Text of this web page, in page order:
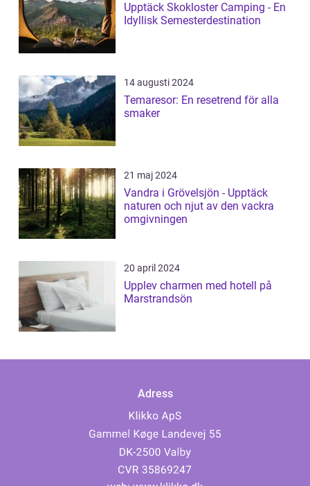
Upptäck Skokloster Camping - En
Idyllisk Semesterdestination
14 augusti 2024
Temaresor: En resetrend för alla
smaker
21 maj 2024
Vandra i Grövelsjön - Upptäck
naturen och njut av den vackra
omgivningen
20 april 2024
Upplev charmen med hotell på
Marstrandsön
Adress